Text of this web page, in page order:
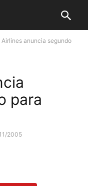
Airlines anuncia segundo
para
2005